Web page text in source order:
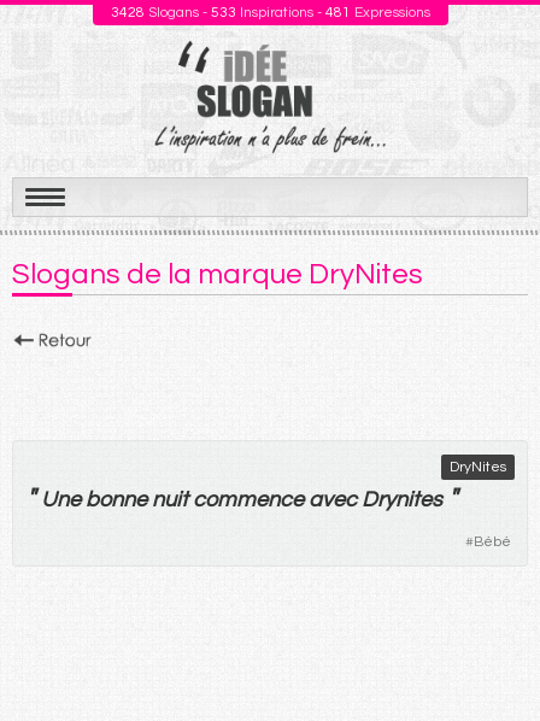
3428 Slogans - 533 Inspirations - 481 Expressions
Aller
au
contenu
Slogans de la marque DryNites
DryNites
" Une bonne nuit commence avecDrynites "
#Bébé